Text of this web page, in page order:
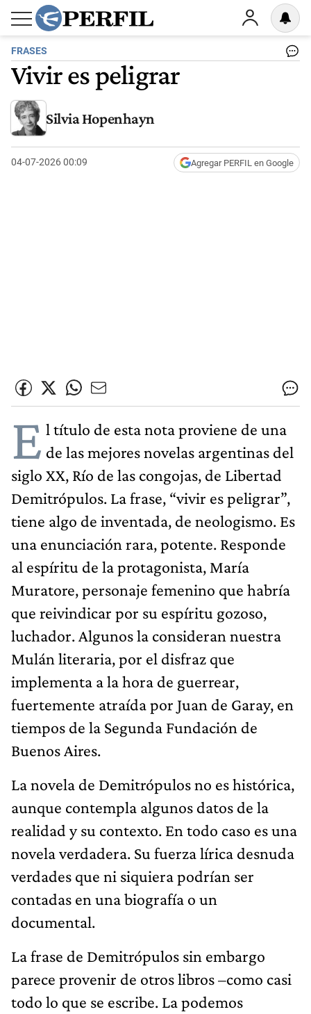
FRASES
Vivir es peligrar
Silvia Hopenhayn
04-07-2026 00:09 Agregar PERFIL en Google
E l título de esta nota proviene de una
de las mejores novelas argentinas del
siglo XX, Río de las congojas, de Libertad
Demitrópulos. La frase, “vivir es peligrar”,
tiene algo de inventada, de neologismo. Es
una enunciación rara, potente. Responde
al espíritu de la protagonista, María
Muratore, personaje femenino que habría
que reivindicar por su espíritu gozoso,
luchador. Algunos la consideran nuestra
Mulán literaria, por el disfraz que
implementa a la hora de guerrear,
fuertemente atraída por Juan de Garay, en
tiempos de la Segunda Fundación de
Buenos Aires.
La novela de Demitrópulos no es histórica,
aunque contempla algunos datos de la
realidad y su contexto. En todo caso es una
novela verdadera. Su fuerza lírica desnuda
verdades que ni siquiera podrían ser
contadas en una biografía o un
documental.
La frase de Demitrópulos sin embargo
parece provenir de otros libros –como casi
todo lo que se escribe. La podemos